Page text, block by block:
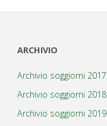
ARCHIVIO
Archivio soggiorni 2017
Archivio soggiorni 2018
Archivio soggiorni 2019